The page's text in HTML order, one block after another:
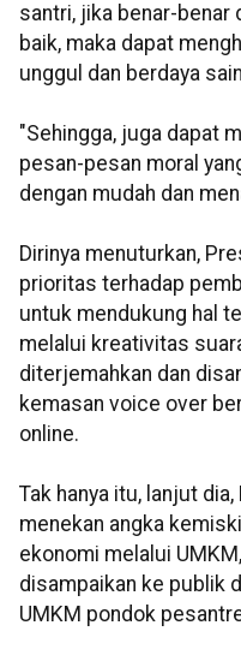
santri, jika benar-benar
baik, maka dapat
unggul dan berdaya
"Sehingga, juga dapat
pesan-pesan moral
dengan mudah dan
Dirinya menuturkan,
prioritas terhadap
untuk mendukung hal
melalui kreativitas
diterjemahkan dan
kemasan voice over
online.
Tak hanya itu, lanjut
menekan angka
ekonomi melalui
disampaikan ke publik
UMKM pondok